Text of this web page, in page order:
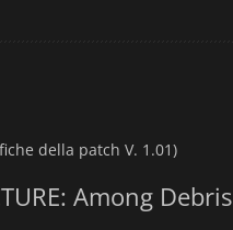
della patch V. 1.01)
Among Debris